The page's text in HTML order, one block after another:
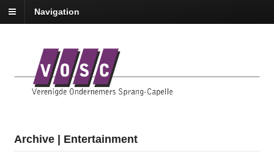
Navigation
Archive | Entertainment